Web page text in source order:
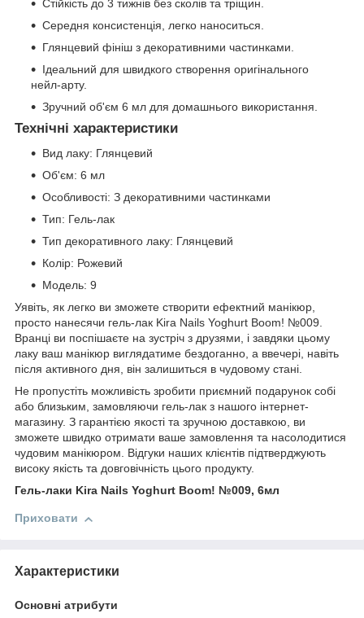
Стійкість до 3 тижнів без сколів та тріщин.
Середня консистенція, легко наноситься.
Глянцевий фініш з декоративними частинками.
Ідеальний для швидкого створення оригінального
нейл-арту.
Зручний об'єм 6 мл для домашнього використання.
Технічні характеристики
Вид лаку: Глянцевий
Об'єм: 6 мл
Особливості: З декоративними частинками
Тип: Гель-лак
Тип декоративного лаку: Глянцевий
Колір: Рожевий
Модель: 9
Уявіть, як легко ви зможете створити ефектний манікюр,
просто нанесячи гель-лак Kira Nails Yoghurt Boom! №009.
Вранці ви поспішаєте на зустріч з друзями, і завдяки цьому
лаку ваш манікюр виглядатиме бездоганно, а ввечері, навіть
після активного дня, він залишиться в чудовому стані.
Не пропустіть можливість зробити приємний подарунок собі
або близьким, замовляючи гель-лак з нашого інтернет-
магазину. З гарантією якості та зручною доставкою, ви
зможете швидко отримати ваше замовлення та насолодитися
чудовим манікюром. Відгуки наших клієнтів підтверджують
високу якість та довговічність цього продукту.
Гель-лаки Kira Nails Yoghurt Boom! №009, 6мл
Приховати
Характеристики
Основні атрибути